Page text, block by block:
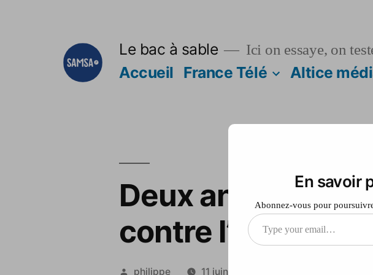
Le bac à sable Ici on essaye, on
Accueil France Télé Altice
Deux ans de
contre l’ex
Publié
philippe 11 juin 2012 Laisser un
En savoir
Abonnez-vous pour
Type
your